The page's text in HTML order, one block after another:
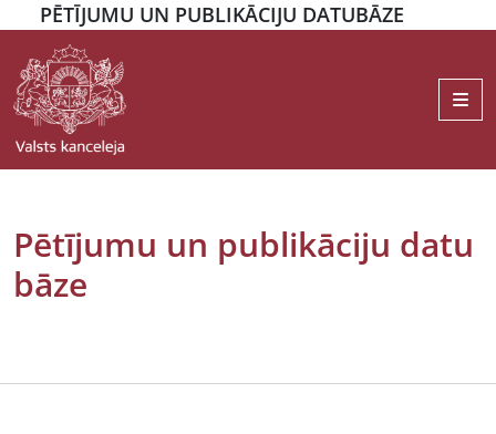
PĒTĪJUMU UN PUBLIKĀCIJU DATUBĀZE
Pētījumu un publikāciju datu
bāze